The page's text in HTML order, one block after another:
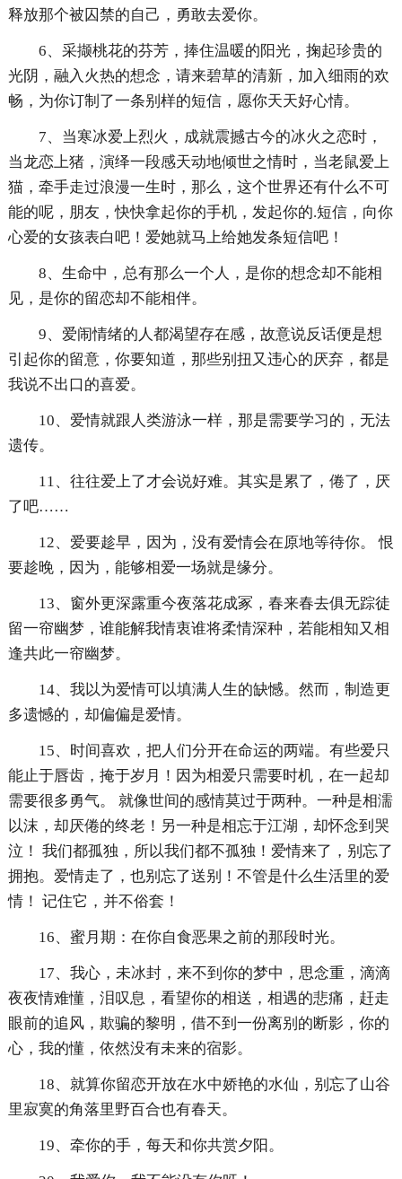
释放那个被囚禁的自己，勇敢去爱你。
6、采撷桃花的芬芳，捧住温暖的阳光，掬起珍贵的
光阴，融入火热的想念，请来碧草的清新，加入细雨的欢
畅，为你订制了一条别样的短信，愿你天天好心情。
7、当寒冰爱上烈火，成就震撼古今的冰火之恋时，
当龙恋上猪，演绎一段感天动地倾世之情时，当老鼠爱上
猫，牵手走过浪漫一生时，那么，这个世界还有什么不可
能的呢，朋友，快快拿起你的手机，发起你的.短信，向你
心爱的女孩表白吧！爱她就马上给她发条短信吧！
8、生命中，总有那么一个人，是你的想念却不能相
见，是你的留恋却不能相伴。
9、爱闹情绪的人都渴望存在感，故意说反话便是想
引起你的留意，你要知道，那些别扭又违心的厌弃，都是
我说不出口的喜爱。
10、爱情就跟人类游泳一样，那是需要学习的，无法
遗传。
11、往往爱上了才会说好难。其实是累了，倦了，厌
了吧……
12、爱要趁早，因为，没有爱情会在原地等待你。 恨
要趁晚，因为，能够相爱一场就是缘分。
13、窗外更深露重今夜落花成冢，春来春去俱无踪徒
留一帘幽梦，谁能解我情衷谁将柔情深种，若能相知又相
逢共此一帘幽梦。
14、我以为爱情可以填满人生的缺憾。然而，制造更
多遗憾的，却偏偏是爱情。
15、时间喜欢，把人们分开在命运的两端。有些爱只
能止于唇齿，掩于岁月！因为相爱只需要时机，在一起却
需要很多勇气。 就像世间的感情莫过于两种。一种是相濡
以沫，却厌倦的终老！另一种是相忘于江湖，却怀念到哭
泣！ 我们都孤独，所以我们都不孤独！爱情来了，别忘了
拥抱。爱情走了，也别忘了送别！不管是什么生活里的爱
情！ 记住它，并不俗套！
16、蜜月期：在你自食恶果之前的那段时光。
17、我心，未冰封，来不到你的梦中，思念重，滴滴
夜夜情难懂，泪叹息，看望你的相送，相遇的悲痛，赶走
眼前的追风，欺骗的黎明，借不到一份离别的断影，你的
心，我的懂，依然没有未来的宿影。
18、就算你留恋开放在水中娇艳的水仙，别忘了山谷
里寂寞的角落里野百合也有春天。
19、牵你的手，每天和你共赏夕阳。